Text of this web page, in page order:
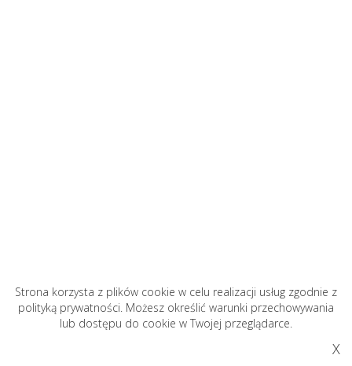
Strona korzysta z plików cookie w celu realizacji usług zgodnie z
polityką prywatności. Możesz określić warunki przechowywania
lub dostępu do cookie w Twojej przeglądarce.
X